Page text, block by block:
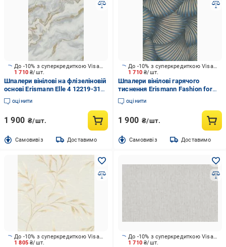
1 710₴/шт.
До -10% з суперкредиткою Visa Вигода
Шпалери вінілові на флізеліновій
основі Erismann Elle 4 12219-31
1,06x10,05 м
оцінити
1 900 ₴/шт.
Cамовивіз Доставимо
1 710₴/шт.
До -10% з суперкредиткою Visa Вигода
Шпалери вінілові гарячого
тиснення Erismann Fashion for
Wolls 5 12253-08 1,06x10,05 м
оцінити
1 900 ₴/шт.
Cамовивіз Доставимо
1 805₴/шт.
До -10% з суперкредиткою Visa Вигода
1 710₴/шт.
До -10% з суперкредиткою Visa Вигода